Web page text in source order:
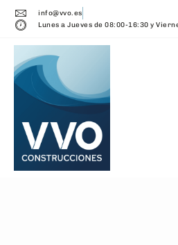
info@vvo.es
Lunes a Jueves de 08:00-16:30 y